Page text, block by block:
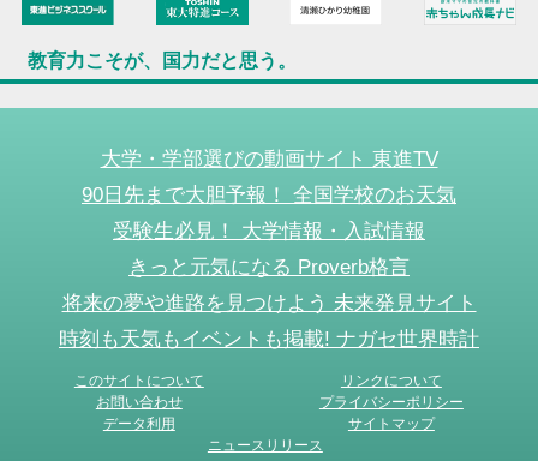
教育力こそが、国力だと思う。
大学・学部選びの動画サイト 東進TV
90日先まで大胆予報！ 全国学校のお天気
受験生必見！ 大学情報・入試情報
きっと元気になる Proverb格言
将来の夢や進路を見つけよう 未来発見サイト
時刻も天気もイベントも掲載! ナガセ世界時計
このサイトについて
リンクについて
お問い合わせ
プライバシーポリシー
データ利用
サイトマップ
ニュースリリース